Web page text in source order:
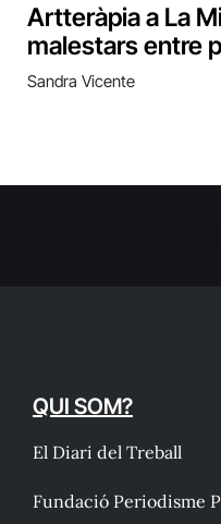
Artteràpia a La
malestars entre
Sandra Vicente
QUI SOM?
El Diari del Treball
Fundació Periodisme